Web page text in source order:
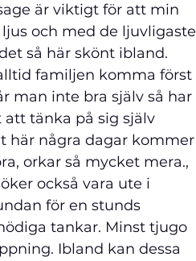
viktigt för att min
och med de ljuvligaste
så här skönt ibland.
familjen komma först
man inte bra själv så har
tänka på sig själv
här några dagar kommer
orkar så mycket mera.,
också vara ute i
för en stunds
tankar. Minst tjugo
Ibland kan dessa